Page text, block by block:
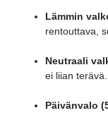
Lämmin
rentouttava,
Neutraali
ei liian
Päivänvalo